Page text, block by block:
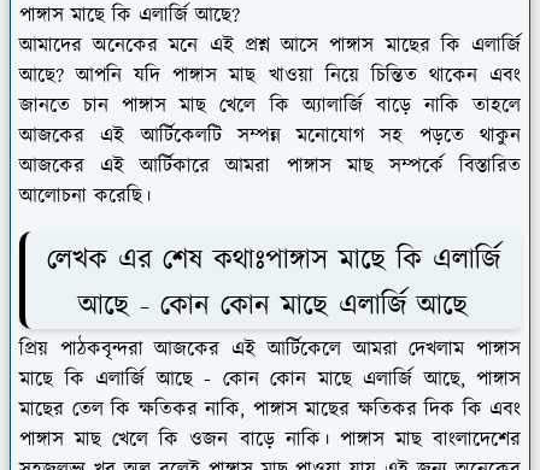
পাঙ্গাস মাছে কি এলার্জি আছে?
আমাদের অনেকের মনে এই প্রশ্ন আসে পাঙ্গাস মাছের কি এলার্জি
আছে? আপনি যদি পাঙ্গাস মাছ খাওয়া নিয়ে চিন্তিত থাকেন এবং
জানতে চান পাঙ্গাস মাছ খেলে কি অ্যালার্জি বাড়ে নাকি তাহলে
আজকের এই আর্টিকেলটি সম্পন্ন মনোযোগ সহ পড়তে থাকুন
আজকের এই আর্টিকারে আমরা পাঙ্গাস মাছ সম্পর্কে বিস্তারিত
আলোচনা করেছি।
লেখক এর শেষ কথাঃপাঙ্গাস মাছে কি এলার্জি
আছে - কোন কোন মাছে এলার্জি আছে
প্রিয় পাঠকবৃন্দরা আজকের এই আর্টিকেলে আমরা দেখলাম পাঙ্গাস
মাছে কি এলার্জি আছে - কোন কোন মাছে এলার্জি আছে, পাঙ্গাস
মাছের তেল কি ক্ষতিকর নাকি, পাঙ্গাস মাছের ক্ষতিকর দিক কি এবং
পাঙ্গাস মাছ খেলে কি ওজন বাড়ে নাকি। পাঙ্গাস মাছ বাংলাদেশের